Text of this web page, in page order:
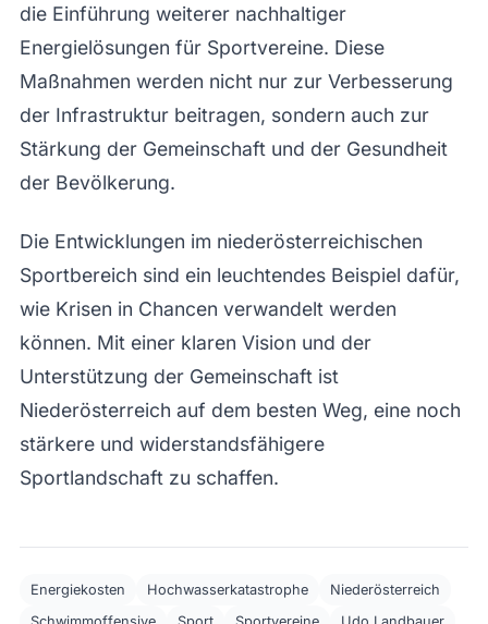
die Einführung weiterer nachhaltiger
Energielösungen für Sportvereine. Diese
Maßnahmen werden nicht nur zur Verbesserung
der Infrastruktur beitragen, sondern auch zur
Stärkung der Gemeinschaft und der Gesundheit
der Bevölkerung.
Die Entwicklungen im niederösterreichischen
Sportbereich sind ein leuchtendes Beispiel dafür,
wie Krisen in Chancen verwandelt werden
können. Mit einer klaren Vision und der
Unterstützung der Gemeinschaft ist
Niederösterreich auf dem besten Weg, eine noch
stärkere und widerstandsfähigere
Sportlandschaft zu schaffen.
Energiekosten Hochwasserkatastrophe
Niederösterreich
Schwimmoffensive
Sport Sportvereine Udo Landbauer